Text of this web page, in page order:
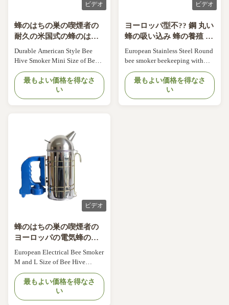
ビデオ
蜂のはちの巣の喫煙者の
耐久の米国式の蜂のはち
の巣の喫煙者の小型サイ
ズ
Durable American Style Bee
Hive Smoker Mini Size of Bee
Hive Smoker Details: Product
name: Mini American style bee
smoker Style: American style
,Mini size Material: 201
Star beehive smoker is the best
最もよい価格を得なさ
い
ビデオ
ヨーロッパ型不?? 鋼 丸い
蜂の吸い込み 蜂の養殖 内
部缶付き
European Stainless Steel Round
bee smoker beekeeping with
inner tin M Descriptions: A
surrounding wire grid protects
you from the heat of the smoker,
allowing you to safely smoke
最もよい価格を得なさ
い
ビデオ
蜂のはちの巣の喫煙者の
ヨーロッパの電気蜂の喫
煙者Lサイズ
European Electrical Bee Smoker
M and L Size of Bee Hive
Smoker Descriptions of
Electrical Bee Hive Smoker:
Item NO. Size Diameter(cm)
Height(cm) FOB Price
最もよい価格を得なさ
い